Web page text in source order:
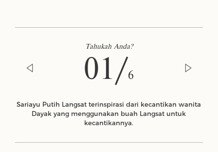
Tahukah Anda?
01/6
Sariayu Putih Langsat terinspirasi dari kecantikan wanita
Dayak yang menggunakan buah Langsat untuk
kecantikannya.